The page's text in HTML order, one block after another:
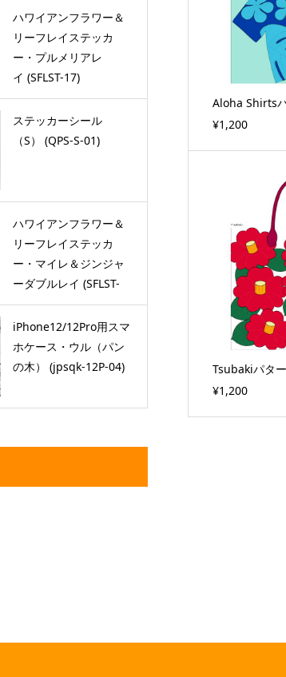
Aloha Shirts
¥1,200
Tsubakiパタ
¥1,200
ハワイアンフラワー＆
リーフレイステッカ
ー・プルメリアレ
イ (SFLST-17)
ステッカーシール
（S） (QPS-S-01)
ハワイアンフラワー＆
リーフレイステッカ
ー・マイレ＆ジンジャ
ーダブルレイ (SFLST-
06)
iPhone12/12Pro用スマ
ホケース・ウル（パン
の木） (jpsqk-12P-04)